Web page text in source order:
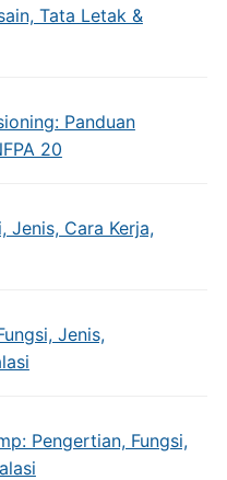
Tata Letak &
Panduan
20
Jenis, Cara Kerja,
Jenis,
Pengertian, Fungsi,